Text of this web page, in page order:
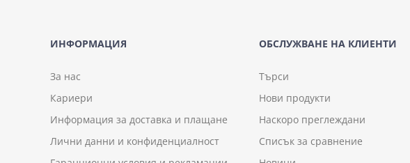
ИНФОРМАЦИЯ
За нас
Кариери
Информация за доставка и плащане
Лични данни и конфиденциалност
ОБСЛУЖВАНЕ НА КЛИЕНТИ
Търси
Нови продукти
Наскоро преглеждани
Списък за сравнение